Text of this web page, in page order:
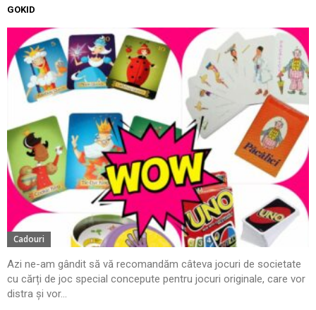
GOKID
Cadouri
Azi ne-am gândit să vă recomandăm câteva jocuri de societate
cu cărți de joc special concepute pentru jocuri originale, care vor
distra și vor...